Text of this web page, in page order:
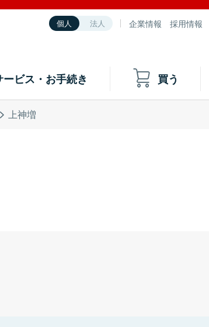
個人 法人 企業情報 採用情報
ービス・お手続き 買う
上神増